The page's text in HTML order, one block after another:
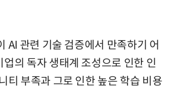
AI 관련 기술 검증에서 만족하기 어
업의 독자 생태계 조성으로 인한 인
티 부족과 그로 인한 높은 학습 비용